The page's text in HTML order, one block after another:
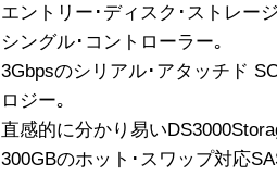
エントリー･ディスク･ストレー
シングル･コントローラー｡
3Gbpsのシリアル･アタッチド
ロジー｡
直感的に分かり易い
300GBのホット･スワップ対応